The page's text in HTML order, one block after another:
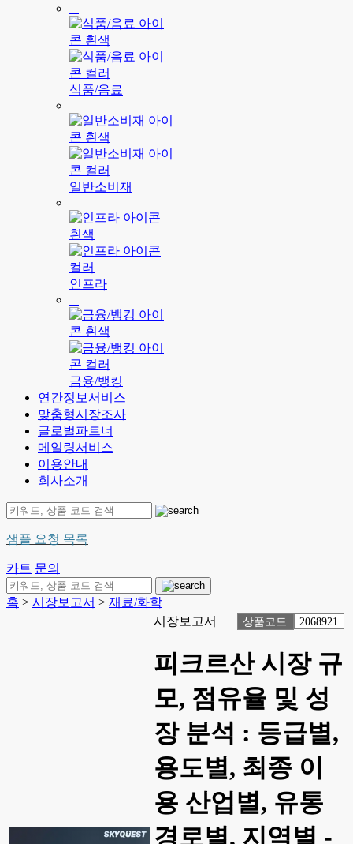
식품/음료
일반소비재
인프라
금융/뱅킹
연간정보서비스
맞춤형시장조사
글로벌파트너
메일링서비스
이용안내
회사소개
샘플 요청 목록
카트 문의
홈 > 시장보고서 > 재료/화학
시장보고서
상품코드 2068921
피크르산 시장 규
모, 점유율 및 성
장 분석 : 등급별,
용도별, 최종 이
용 산업별, 유통
경로별, 지역별 -